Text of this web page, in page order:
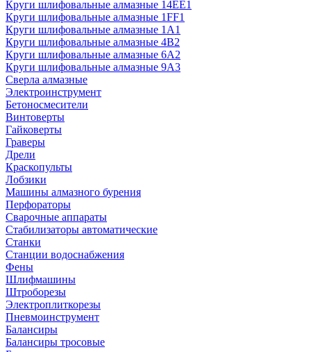
Круги шлифовальные алмазные 14ЕЕ1
Круги шлифовальные алмазные 1FF1
Круги шлифовальные алмазные 1А1
Круги шлифовальные алмазные 4В2
Круги шлифовальные алмазные 6A2
Круги шлифовальные алмазные 9А3
Сверла алмазные
Электроинструмент
Бетоносмесители
Винтоверты
Гайковерты
Граверы
Дрели
Краскопульты
Лобзики
Машины алмазного бурения
Перфораторы
Сварочные аппараты
Стабилизаторы автоматические
Станки
Станции водоснабжения
Фены
Шлифмашины
Штроборезы
Электроплиткорезы
Пневмоинструмент
Балансиры
Балансиры тросовые